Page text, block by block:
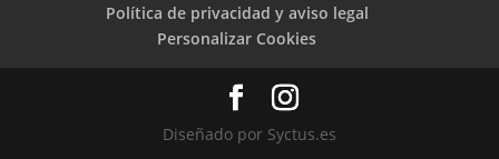
Política de privacidad y aviso legal
Personalizar Cookies
Diseñado por Syctus.es